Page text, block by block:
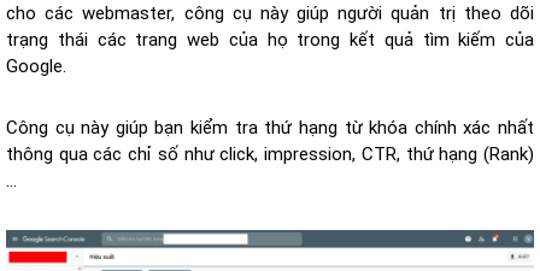
cho các webmaster, công cụ này giúp người quản trị theo dõi
trạng thái các trang web của họ trong kết quả tìm kiếm của
Google.
Công cụ này giúp bạn kiểm tra thứ hạng từ khóa chính xác nhất
thông qua các chỉ số như click, impression, CTR, thứ hạng (Rank)
…